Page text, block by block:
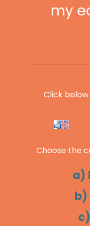
my
Click
Choose the
a)
b)